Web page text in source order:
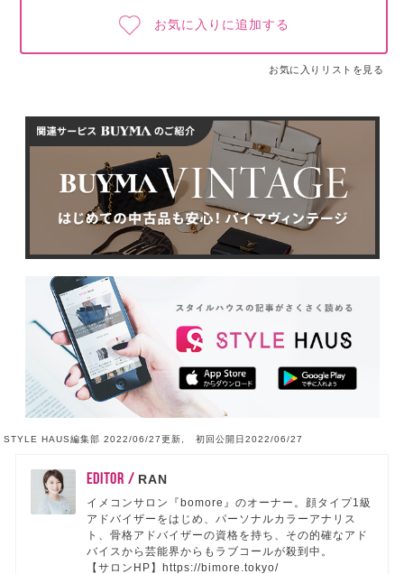
お気に入りに追加する
お気に入りリストを見る
STYLE HAUS編集部 2022/06/27更新, 初回公開日2022/06/27
EDITOR / RAN
イメコンサロン『bomore』のオーナー。顔タイプ1級
アドバイザーをはじめ、パーソナルカラーアナリス
ト、骨格アドバイザーの資格を持ち、その的確なアド
バイスから芸能界からもラブコールが殺到中。
【サロンHP】https://bimore.tokyo/